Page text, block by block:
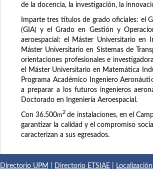
de la docencia, la investigación, la
Imparte tres títulos de grado oficiales: el
(GIA) y el Grado en Gestión y
aeroespacial: el Máster Universitario en
Máster Universitario en Sistemas de
orientaciones profesionales e
el Máster Universitario en Matemática
Programa Académico Ingeniero
a preparar a los futuros ingenieros
Doctorado en Ingeniería Aeroespacial.
Con 36.500m2 de instalaciones, en el
garantizar la calidad y el compromiso
caracterizan a sus egresados.
Directorio UPM Directorio ETSIAE